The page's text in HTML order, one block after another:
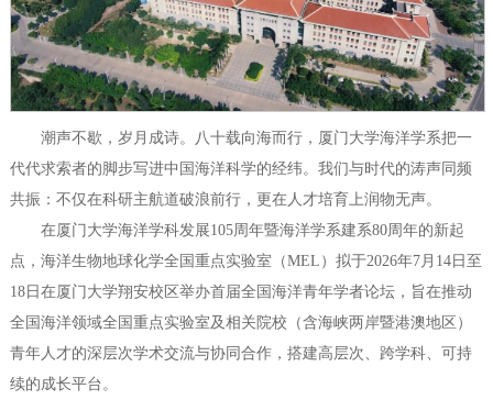
潮声不歇，岁月成诗。八十载向海而行，厦门大学海洋学系把一
代代求索者的脚步写进中国海洋科学的经纬。我们与时代的涛声同频
共振：不仅在科研主航道破浪前行，更在人才培育上润物无声。
在厦门大学海洋学科发展105周年暨海洋学系建系80周年的新起
点，海洋生物地球化学全国重点实验室（MEL）拟于2026年7月14日至
18日在厦门大学翔安校区举办首届全国海洋青年学者论坛，旨在推动
全国海洋领域全国重点实验室及相关院校（含海峡两岸暨港澳地区）
青年人才的深层次学术交流与协同合作，搭建高层次、跨学科、可持
续的成长平台。